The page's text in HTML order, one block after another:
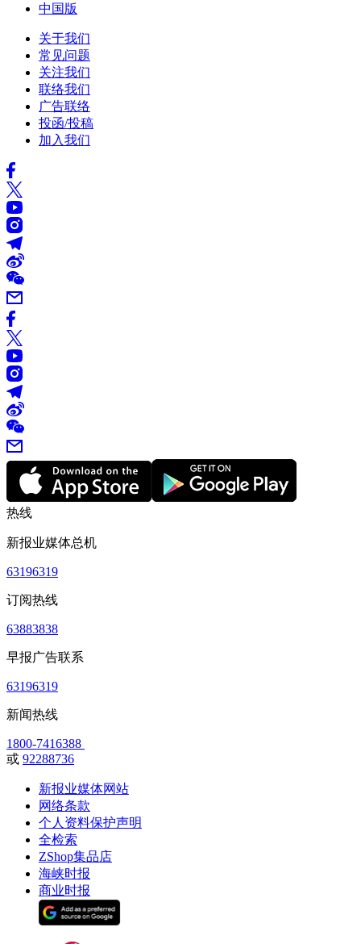
中国版
关于我们
常见问题
关注我们
联络我们
广告联络
投函/投稿
加入我们
热线
新报业媒体总机
63196319
订阅热线
63883838
早报广告联系
63196319
新闻热线
1800-7416388
或 92288736
新报业媒体网站
网络条款
个人资料保护声明
全检索
ZShop集品店
海峡时报
商业时报